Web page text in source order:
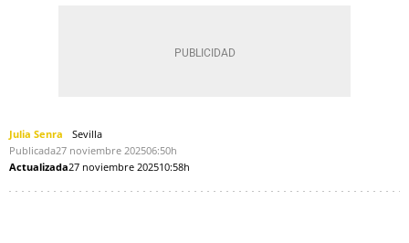
Julia Senra
Sevilla
Publicada27 noviembre 202506:50h
Actualizada27 noviembre 202510:58h